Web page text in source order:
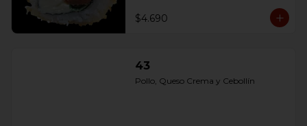
$4.690
43
Pollo, Queso Crema y Cebollín